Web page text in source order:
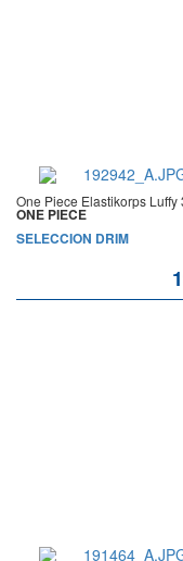
One Piece Elastikorps Luffy
ONE PIECE
SELECCION DRIM